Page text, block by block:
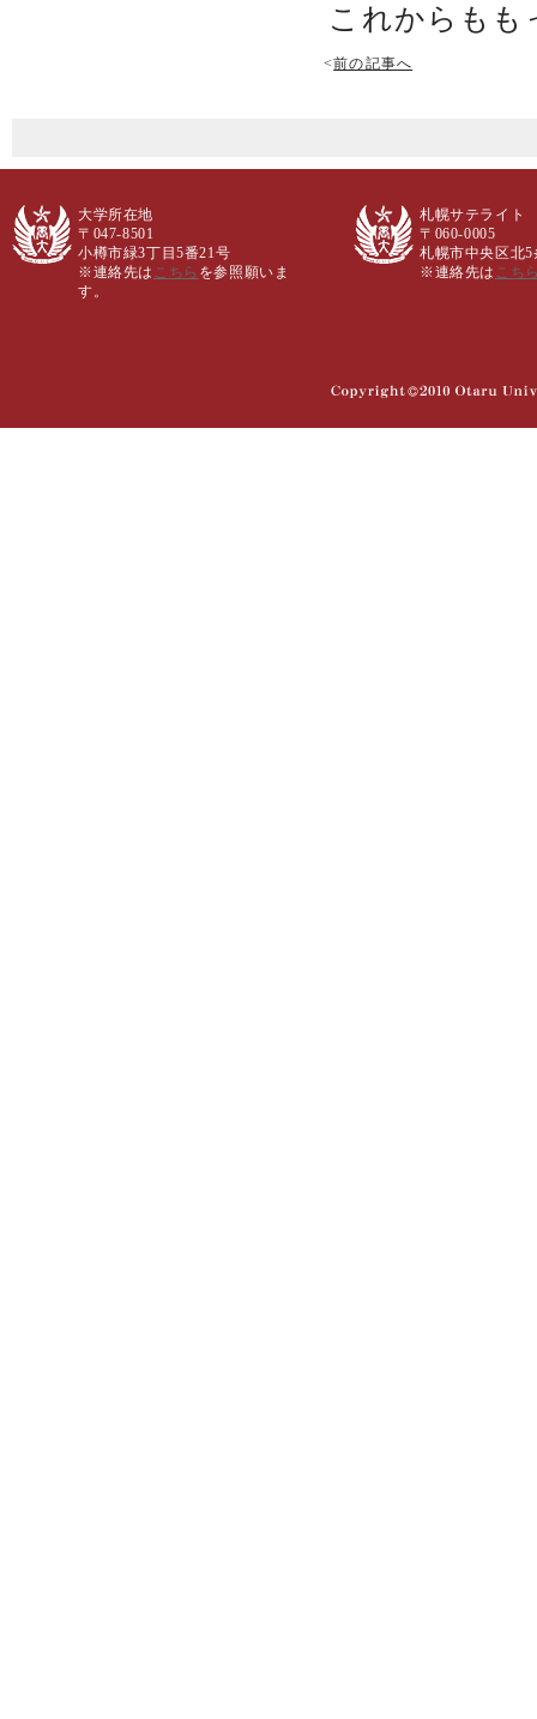
これからもも
<前の記事へ
大学所在地
〒047-8501
小樽市緑3丁目5番21号
※連絡先は こちら を参照願いま
す。
札幌サテライト
〒060-0005
札幌市中央区北5
※連絡先は こち